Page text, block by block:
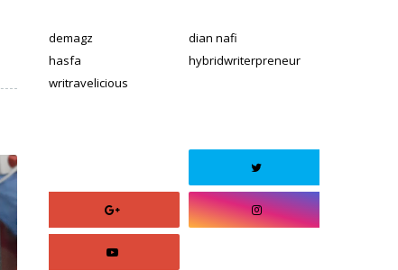
demagz
dian nafi
hasfa
hybridwriterpreneur
writravelicious